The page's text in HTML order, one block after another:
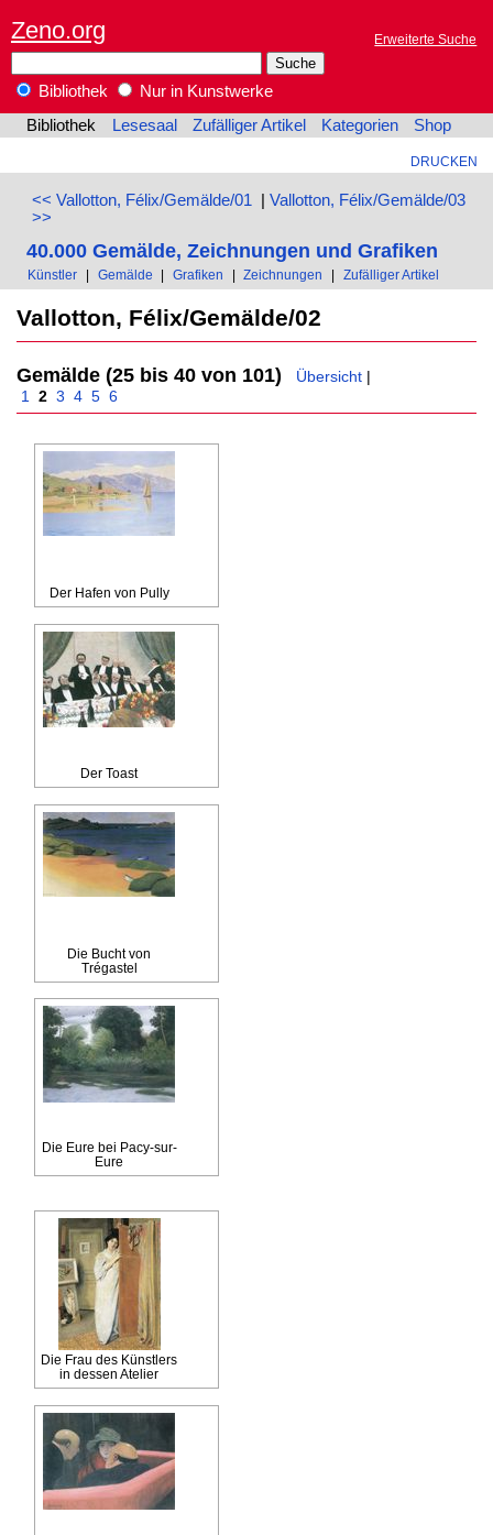
Zeno.org Erweiterte Suche
Bibliothek
Nur in Kunstwerke
Bibliothek
Lesesaal Zufälliger Artikel Kategorien Shop
DRUCKEN
<< Vallotton, Félix/Gemälde/01 |Vallotton, Félix/Gemälde/03
>>
40.000 Gemälde, Zeichnungen und Grafiken
Künstler | Gemälde | Grafiken | Zeichnungen | Zufälliger Artikel
Vallotton, Félix/Gemälde/02
Gemälde (25 bis 40 von 101) Übersicht |
1
2 3 4 5 6
Der Hafen von Pully
Der Toast
Die Bucht von
Trégastel
Die Eure bei Pacy-sur-
Eure
Die Frau des Künstlers
in dessen Atelier